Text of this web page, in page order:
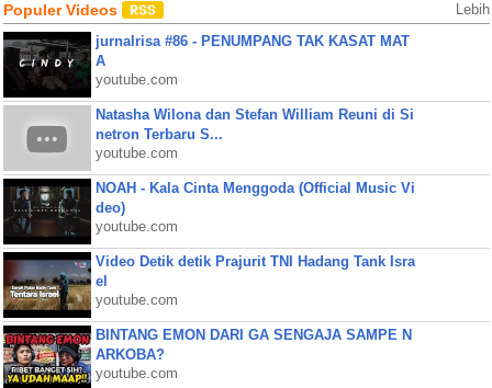
Populer Videos Lebih
jurnalrisa #86 - PENUMPANG TAK KASAT MAT
A
youtube.com
Natasha Wilona dan Stefan William Reuni di Si
netron Terbaru S...
youtube.com
NOAH - Kala Cinta Menggoda (Official Music Vi
deo)
youtube.com
Video Detik detik Prajurit TNI Hadang Tank Isra
el
youtube.com
BINTANG EMON DARI GA SENGAJA SAMPE N
ARKOBA?
youtube.com